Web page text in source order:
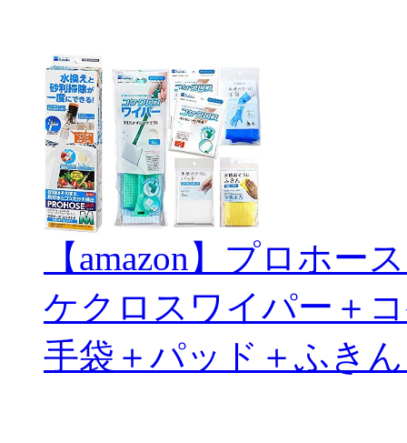
【amazon】プロホ
ケクロスワイパー＋
手袋＋パッド＋ふき